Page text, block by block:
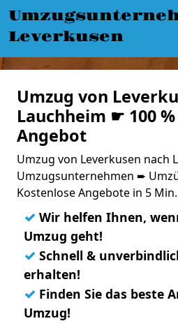
Leverkusen
Umzug von
Lauchheim ☛ 100
Angebot
Umzug von Leverkusen nach
Umzugsunternehmen ➨
Kostenlose Angebote in 5 Min.
✓ Wir helfen Ihnen,
Umzug geht!
✓ Schnell &
erhalten!
✓ Finden Sie das beste
Umzug!